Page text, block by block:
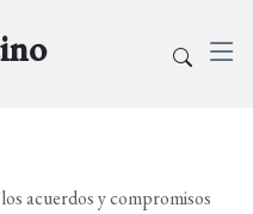
acuerdos y compromisos